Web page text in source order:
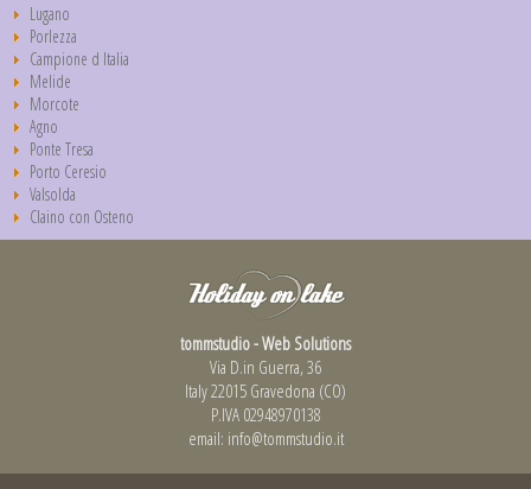
Lugano
Porlezza
Campione d Italia
Melide
Morcote
Agno
Ponte Tresa
Porto Ceresio
Valsolda
Claino con Osteno
tommstudio - Web Solutions
Via D.in Guerra, 36
Italy 22015 Gravedona (CO)
P.IVA 02948970138
email: info@tommstudio.it